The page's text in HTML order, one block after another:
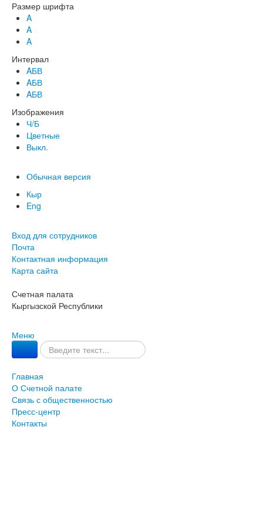
Размер шрифта
A
A
A
Интервал
AБВ
AБВ
AБВ
Изображения
Ч/Б
Цветные
Выкл.
Обычная версия
Кыр
Eng
Вход для сотрудников
Почта
Контактная информация
Карта сайта
Счетная палата
Кыргызской Республики
Меню
Главная
О Счетной палате
Связь с общественностью
Пресс-центр
Контакты